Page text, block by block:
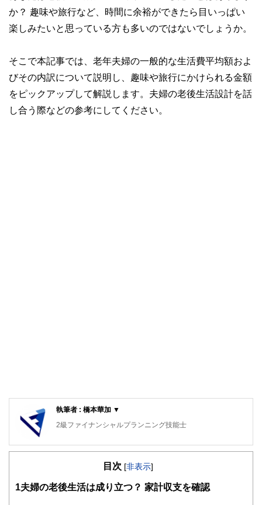
か？ 趣味や旅行など、時間に余裕ができたら目いっぱい
楽しみたいと思っている方も多いのではないでしょうか。
そこで本記事では、老年夫婦の一般的な生活費平均額およ
びその内訳について説明し、趣味や旅行にかけられる金額
をピックアップして解説します。夫婦の老後生活設計を話
し合う際などの参考にしてください。
執筆者 : 橋本華加 ▼
2級ファイナンシャルプランニング技能士
目次 [非表示]
1夫婦の老後生活は成り立つ？ 家計収支を確認